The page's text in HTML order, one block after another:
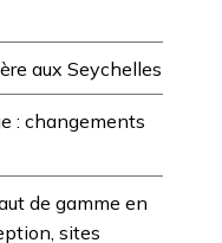
aux Seychelles
: changements
de gamme en
sites